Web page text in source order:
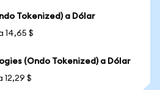
Tokenized) a Dólar
14,65 $
(Ondo Tokenized) a Dólar
12,29 $